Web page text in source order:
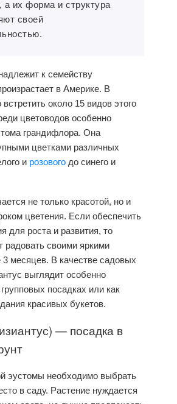
а их форма и структура
своей
к семейству
в Америке. В
около 15 видов этого
цветоводов особенно
грандифлора. Она
цветками различных
и розового до синего и
не только красотой, но и
цветения. Если обеспечить
для роста и развития, то
радовать своими яркими
месяцев. В качестве садовых
выглядит особенно
посадках или как
красивых букетов.
— посадка в
эустомы необходимо выбрать
в саду. Растение нуждается